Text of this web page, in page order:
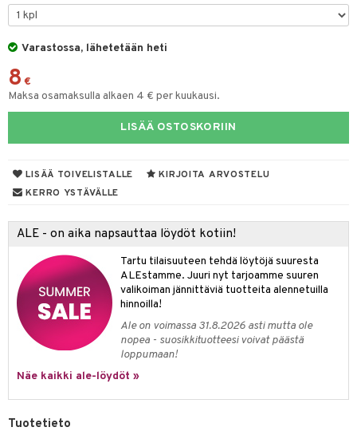
Varastossa, lähetetään heti
8 €
Maksa osamaksulla alkaen 4 € per kuukausi.
LISÄÄ OSTOSKORIIN
LISÄÄ TOIVELISTALLE
KIRJOITA ARVOSTELU
KERRO YSTÄVÄLLE
ALE - on aika napsauttaa löydöt kotiin!
Tartu tilaisuuteen tehdä löytöjä suuresta
ALEstamme. Juuri nyt tarjoamme suuren
valikoiman jännittäviä tuotteita alennetuilla
hinnoilla!
Ale on voimassa 31.8.2026 asti mutta ole
nopea - suosikkituotteesi voivat päästä
loppumaan!
Näe kaikki ale-löydöt »
Tuotetieto
& Vihannesveitset
sisustus
tarvikkeita
tekstiilit
koristelu
säilytys
tekstiilit
Saalit
& Tyynyliinat
& Peitot
& Koukut
& Korit
& Veistokset
& Lyhdyt
tekstiilit
tekstiilit
tekstiilit
hyönteissuoja
& Lyhdyt
& vastauksia